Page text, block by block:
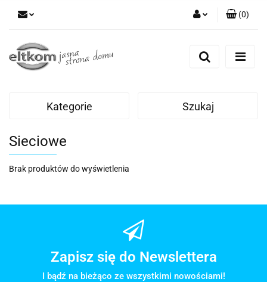
Zarejestruj się
(0)
Kategorie Szukaj
Sieciowe
Brak produktów do wyświetlenia
Zapisz się do Newslettera
I bądź na bieżąco ze wszystkimi nowościami!